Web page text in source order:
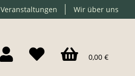
Veranstaltungen Wir über uns
0,00 €